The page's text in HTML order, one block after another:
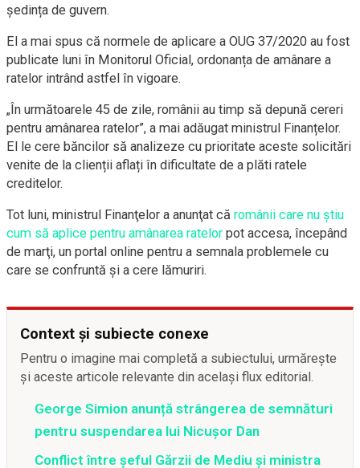
ședința de guvern.
El a mai spus că normele de aplicare a OUG 37/2020 au fost
publicate luni în Monitorul Oficial, ordonanța de amânare a
ratelor intrând astfel în vigoare.
„În următoarele 45 de zile, românii au timp să depună cereri
pentru amânarea ratelor”, a mai adăugat ministrul Finanțelor.
El le cere băncilor să analizeze cu prioritate aceste solicitări
venite de la clienții aflați în dificultate de a plăti ratele
creditelor.
Tot luni, ministrul Finanţelor a anunţat că românii care nu știu
cum să aplice pentru amânarea ratelor pot accesa, începând
de marţi, un portal online pentru a semnala problemele cu
care se confruntă și a cere lămuriri.
Context și subiecte conexe
Pentru o imagine mai completă a subiectului, urmărește
și aceste articole relevante din același flux editorial.
George Simion anunță strângerea de semnături
pentru suspendarea lui Nicușor Dan
Conflict între şeful Gărzii de Mediu şi ministra